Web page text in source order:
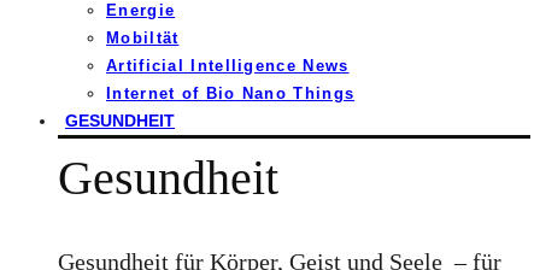
Energie
Mobiltät
Artificial Intelligence News
Internet of Bio Nano Things
GESUNDHEIT
Gesundheit
Gesundheit für Körper, Geist und Seele – für